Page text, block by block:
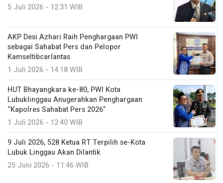
5 Juli 2026 - 12:31 WIB
AKP Desi Azhari Raih Penghargaan PWI
sebagai Sahabat Pers dan Pelopor
Kamseltibcarlantas
1 Juli 2026 - 14:18 WIB
HUT Bhayangkara ke-80, PWI Kota
Lubuklinggau Anugerahkan Penghargaan
“Kapolres Sahabat Pers 2026”
1 Juli 2026 - 12:40 WIB
9 Juli 2026, 528 Ketua RT Terpilih se-Kota
Lubuk Linggau Akan Dilantik
25 Juni 2026 - 11:46 WIB